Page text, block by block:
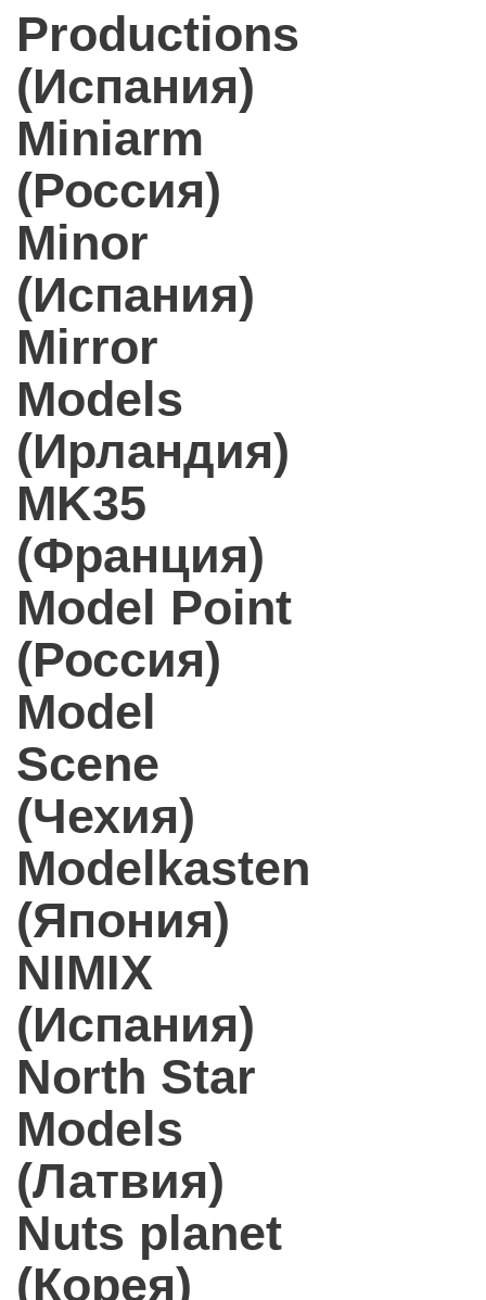
Productions
(Испания)
Miniarm
(Россия)
Minor
(Испания)
Mirror
Models
(Ирландия)
MK35
(Франция)
Model Point
(Россия)
Model
Scene
(Чехия)
Modelkasten
(Япония)
NIMIX
(Испания)
North Star
Models
(Латвия)
Nuts planet
(Корея)